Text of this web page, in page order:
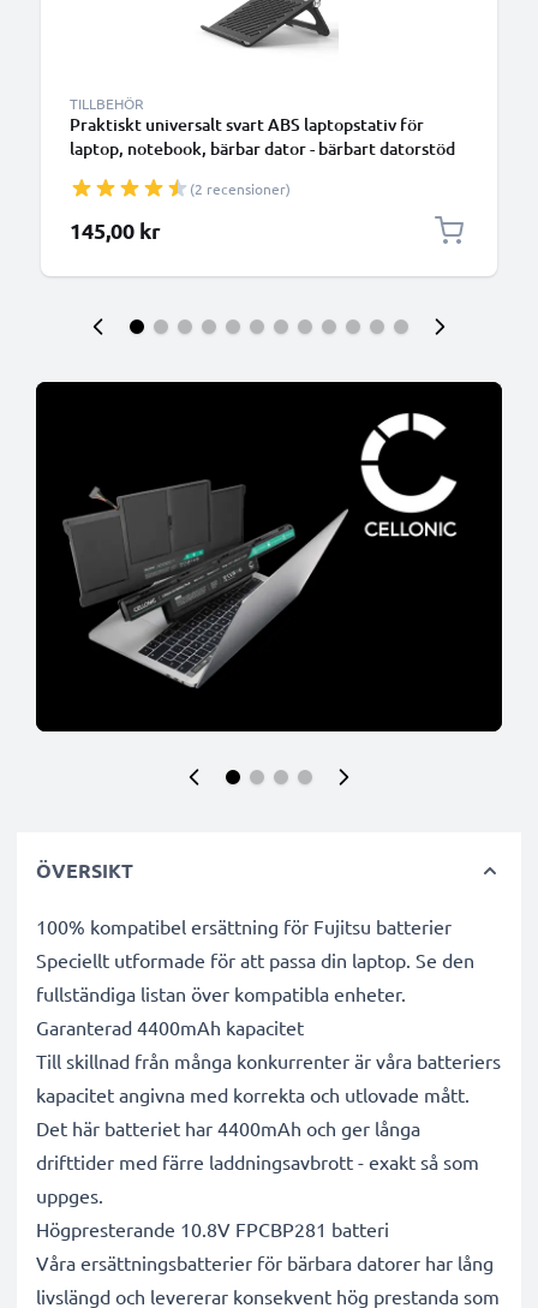
TILLBEHÖR
Praktiskt universalt svart ABS laptopstativ för
laptop, notebook, bärbar dator - bärbart datorstöd
ventilation
(2 recensioner)
145,00 kr
ÖVERSIKT
100% kompatibel ersättning för Fujitsu batterier
Speciellt utformade för att passa din laptop. Se den
fullständiga listan över kompatibla enheter.
Garanterad 4400mAh kapacitet
Till skillnad från många konkurrenter är våra batteriers
kapacitet angivna med korrekta och utlovade mått.
Det här batteriet har 4400mAh och ger långa
drifttider med färre laddningsavbrott - exakt så som
uppges.
Högpresterande 10.8V FPCBP281 batteri
Våra ersättningsbatterier för bärbara datorer har lång
livslängd och levererar konsekvent hög prestanda som